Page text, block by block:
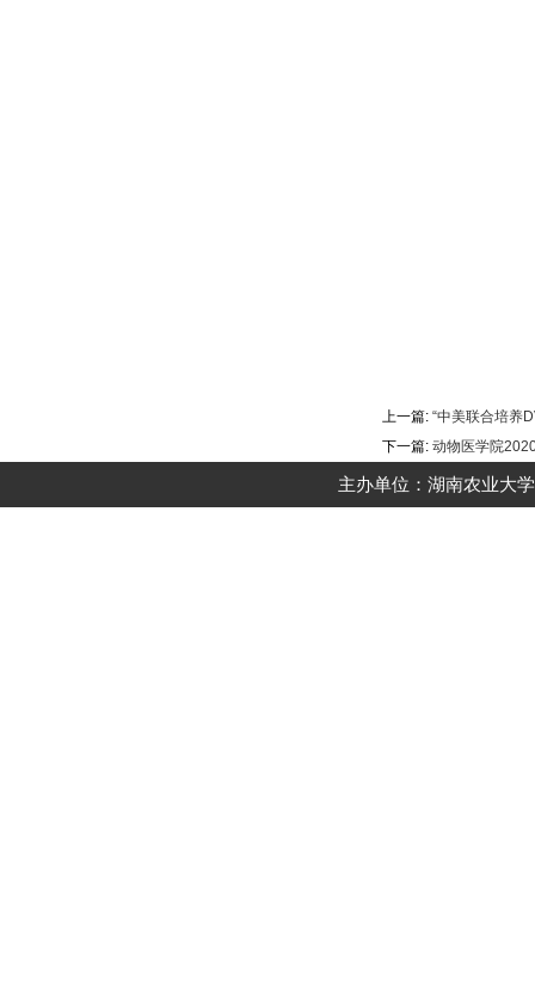
上一篇: “中美联合培养
下一篇: 动物医学院
主办单位：湖南农业大